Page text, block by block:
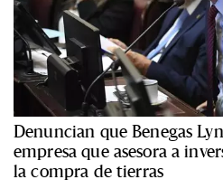
Denuncian que Benegas
empresa que asesora a
la compra de tierras